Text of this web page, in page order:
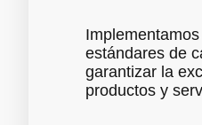
estándares de
garantizar la
productos y